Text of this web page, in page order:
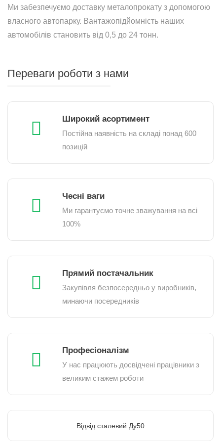
Ми забезпечуємо доставку металопрокату з допомогою
власного автопарку. Вантажопідйомність наших
автомобілів становить від 0,5 до 24 тонн.
Переваги роботи з нами
Широкий асортимент
Постійна наявність на складі понад 600
позицій
Чесні ваги
Ми гарантуємо точне зважування на всі
100%
Прямий постачальник
Закупівля безпосередньо у виробників,
минаючи посередників
Професіоналізм
У нас працюють досвідчені працівники з
великим стажем роботи
Відвід сталевий Ду50